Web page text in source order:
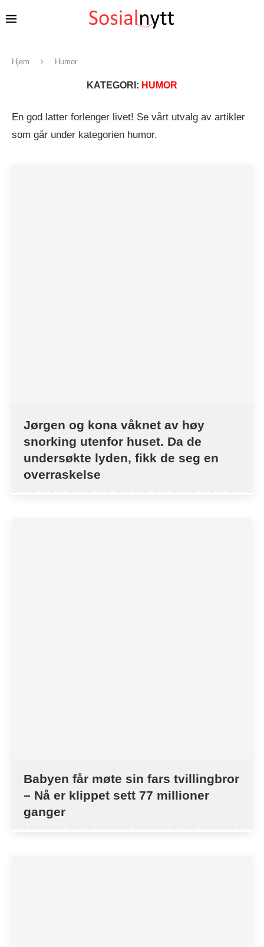
Hjem Humor
KATEGORI: HUMOR
En god latter forlenger livet! Se vårt utvalg av artikler
som går under kategorien humor.
Jørgen og kona våknet av høy
snorking utenfor huset. Da de
undersøkte lyden, fikk de seg en
overraskelse
Babyen får møte sin fars tvillingbror
– Nå er klippet sett 77 millioner
ganger